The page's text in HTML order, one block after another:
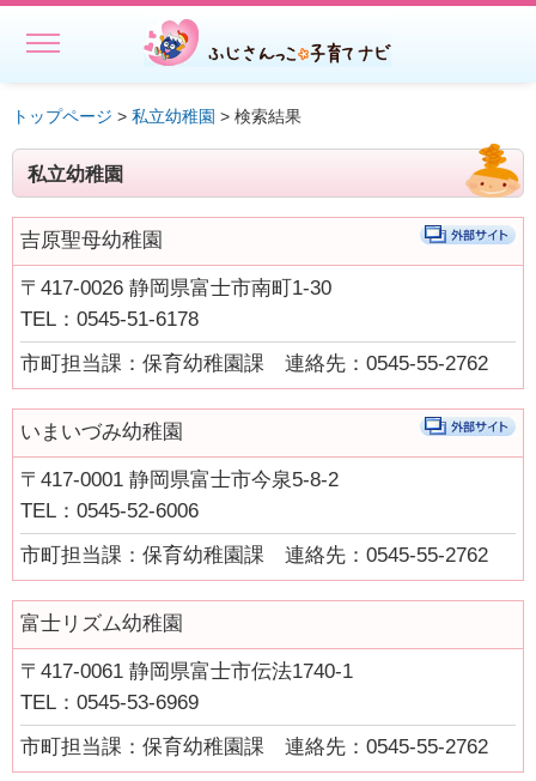
ホーム
初めての方へ
ファミリー・サポート・センター事業一覧
出張託児サービス一覧
★授乳スペースで搾乳ができる旨の表示にご協力ください－静岡
相談する・仲間をつくる
遊ぶ・学ぶ
健康・医療
支援・助成
支援・助成
集について（募集締切：11/12）
トップページ > 私立幼稚園 > 検索結果
私立幼稚園
吉原聖母幼稚園
〒417-0026 静岡県富士市南町1-30
TEL：0545-51-6178
市町担当課：保育幼稚園課 連絡先：0545-55-2762
いまいづみ幼稚園
〒417-0001 静岡県富士市今泉5-8-2
TEL：0545-52-6006
市町担当課：保育幼稚園課 連絡先：0545-55-2762
富士リズム幼稚園
〒417-0061 静岡県富士市伝法1740-1
TEL：0545-53-6969
市町担当課：保育幼稚園課 連絡先：0545-55-2762